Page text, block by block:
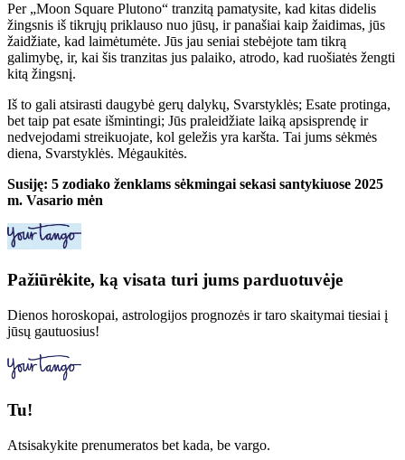
Per „Moon Square Plutono“ tranzitą pamatysite, kad kitas didelis
žingsnis iš tikrųjų priklauso nuo jūsų, ir panašiai kaip žaidimas, jūs
žaidžiate, kad laimėtumėte. Jūs jau seniai stebėjote tam tikrą
galimybę, ir, kai šis tranzitas jus palaiko, atrodo, kad ruošiatės žengti
kitą žingsnį.
Iš to gali atsirasti daugybė gerų dalykų, Svarstyklės; Esate protinga,
bet taip pat esate išmintingi; Jūs praleidžiate laiką apsisprendę ir
nedvejodami streikuojate, kol geležis yra karšta. Tai jums sėkmės
diena, Svarstyklės. Mėgaukitės.
Susiję: 5 zodiako ženklams sėkmingai sekasi santykiuose 2025
m. Vasario mėn
Pažiūrėkite, ką visata turi jums parduotuvėje
Dienos horoskopai, astrologijos prognozės ir taro skaitymai tiesiai į
jūsų gautuosius!
Tu!
Atsisakykite prenumeratos bet kada, be vargo.